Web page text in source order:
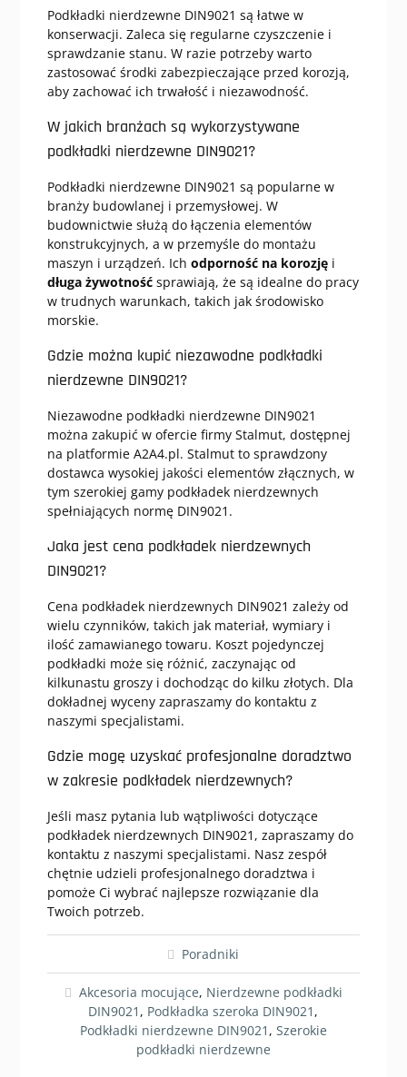
Podkładki nierdzewne DIN9021 są łatwe w
konserwacji. Zaleca się regularne czyszczenie i
sprawdzanie stanu. W razie potrzeby warto
zastosować środki zabezpieczające przed korozją,
aby zachować ich trwałość i niezawodność.
W jakich branżach są wykorzystywane
podkładki nierdzewne DIN9021?
Podkładki nierdzewne DIN9021 są popularne w
branży budowlanej i przemysłowej. W
budownictwie służą do łączenia elementów
konstrukcyjnych, a w przemyśle do montażu
maszyn i urządzeń. Ich odporność na korozjęi
długa żywotnośćsprawiają, że są idealne do pracy
w trudnych warunkach, takich jak środowisko
morskie.
Gdzie można kupić niezawodne podkładki
nierdzewne DIN9021?
Niezawodne podkładki nierdzewne DIN9021
można zakupić w ofercie firmy Stalmut, dostępnej
na platformie A2A4.pl. Stalmut to sprawdzony
dostawca wysokiej jakości elementów złącznych, w
tym szerokiej gamy podkładek nierdzewnych
spełniających normę DIN9021.
Jaka jest cena podkładek nierdzewnych
DIN9021?
Cena podkładek nierdzewnych DIN9021 zależy od
wielu czynników, takich jak materiał, wymiary i
ilość zamawianego towaru. Koszt pojedynczej
podkładki może się różnić, zaczynając od
kilkunastu groszy i dochodząc do kilku złotych. Dla
dokładnej wyceny zapraszamy do kontaktu z
naszymi specjalistami.
Gdzie mogę uzyskać profesjonalne doradztwo
w zakresie podkładek nierdzewnych?
Jeśli masz pytania lub wątpliwości dotyczące
podkładek nierdzewnych DIN9021, zapraszamy do
kontaktu z naszymi specjalistami. Nasz zespół
chętnie udzieli profesjonalnego doradztwa i
pomoże Ci wybrać najlepsze rozwiązanie dla
Twoich potrzeb.
Poradniki
Akcesoria mocujące, Nierdzewne podkładki
DIN9021 , Podkładka szeroka DIN9021 ,
Podkładki nierdzewne DIN9021 , Szerokie
podkładki nierdzewne